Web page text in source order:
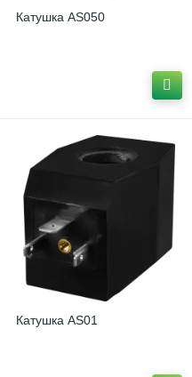
Катушка AS050
Катушка AS01